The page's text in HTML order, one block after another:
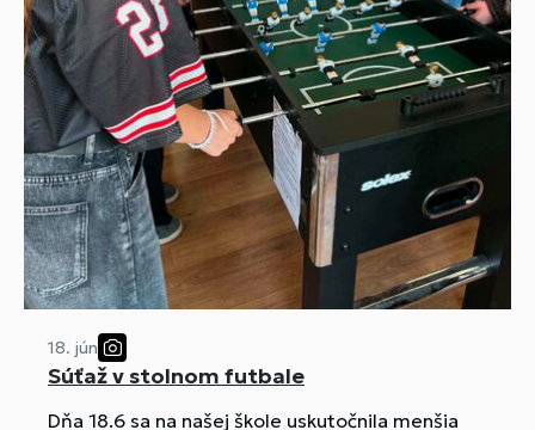
18. jún
Súťaž v stolnom futbale
Dňa 18.6 sa na našej škole uskutočnila menšia